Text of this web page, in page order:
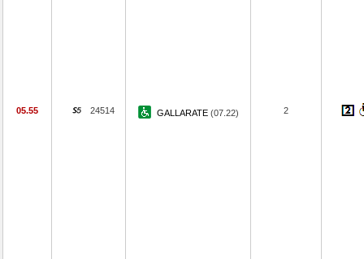
05.55 24514 GALLARATE (07.22) 2